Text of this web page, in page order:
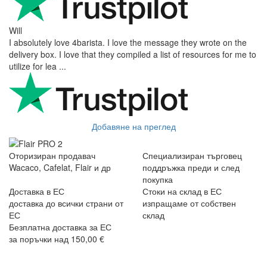
George Staf
Fast delivery. Good communication and feedback throughout the
order procedure and delivery.
Great product. Game changer.
Will
I absolutely love 4barista. I love the message they wrote on the
delivery box. I love that they compiled a list of resources for me to
utilize for lea ...